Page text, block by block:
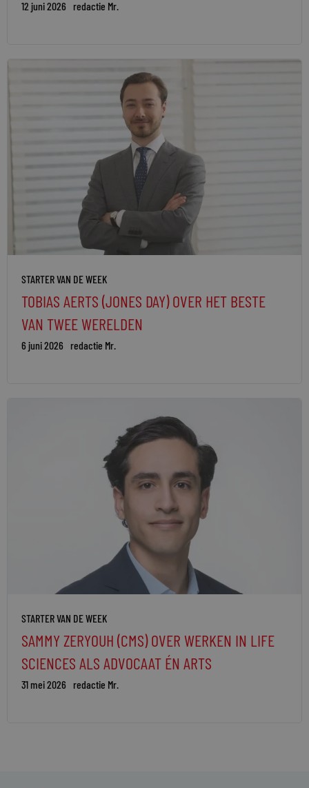
12 juni 2026 redactie Mr.
STARTER VAN DE WEEK
TOBIAS AERTS (JONES DAY) OVER HET BESTE
VAN TWEE WERELDEN
6 juni 2026 redactie Mr.
STARTER VAN DE WEEK
SAMMY ZERYOUH (CMS) OVER WERKEN IN LIFE
SCIENCES ALS ADVOCAAT ÉN ARTS
31 mei 2026 redactie Mr.